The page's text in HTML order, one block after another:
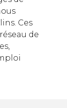
Ces
de